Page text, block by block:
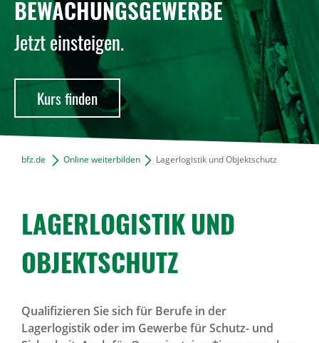
News Archiv
BEWACHUNGSGEWERBE
Jetzt einsteigen.
Kurs finden
bfz.de Online weiterbilden Lagerlogistik und Objektschutz
LAGER­LO­GISTIK UND
OBJEKT­SCHUTZ
Qualifizieren Sie sich für Berufe in der
Lagerlogistik oder im Gewerbe für Schutz- und